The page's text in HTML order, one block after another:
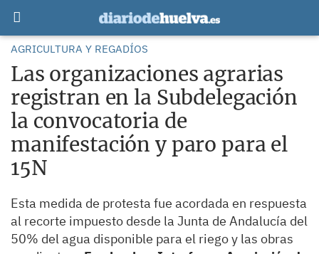
AGRICULTURA Y REGADÍOS
Las organizaciones agrarias
registran en la Subdelegación
la convocatoria de
manifestación y paro para el
15N
Esta medida de protesta fue acordada en respuesta
al recorte impuesto desde la Junta de Andalucía del
50% del agua disponible para el riego y las obras